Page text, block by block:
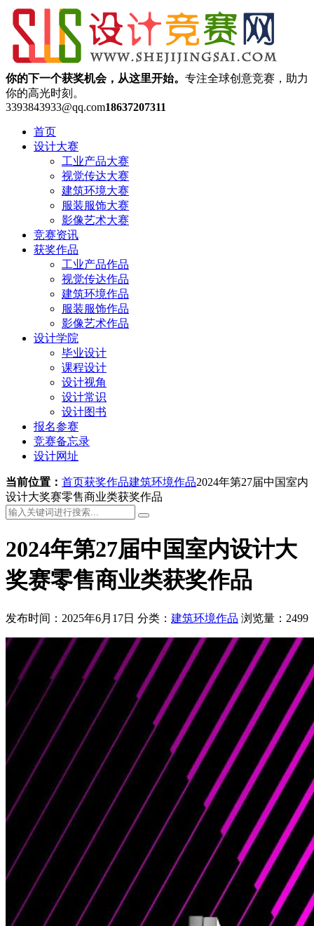
你的下一个获奖机会，从这里开始。 专注全球创意竞赛，助力
你的高光时刻。
3393843933@qq.com18637207311
首页
设计大赛
工业产品大赛
视觉传达大赛
建筑环境大赛
服装服饰大赛
影像艺术大赛
竞赛资讯
获奖作品
工业产品作品
视觉传达作品
建筑环境作品
服装服饰作品
影像艺术作品
设计学院
毕业设计
课程设计
设计视角
设计常识
设计图书
报名参赛
竞赛备忘录
设计网址
当前位置： 首页获奖作品建筑环境作品2024年第27届中国室内
设计大奖赛零售商业类获奖作品
2024年第27届中国室内设计大
奖赛零售商业类获奖作品
发布时间：2025年6月17日 分类： 建筑环境作品 浏览量：2499